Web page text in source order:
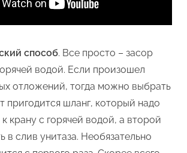
способ. Все просто – засор
водой. Если произошел
отложений, тогда можно выбрать
пригодится шланг, который надо
крану с горячей водой, а второй
в слив унитаза. Необязательно